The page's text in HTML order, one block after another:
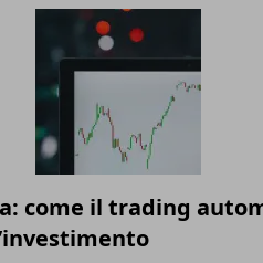
come il trading